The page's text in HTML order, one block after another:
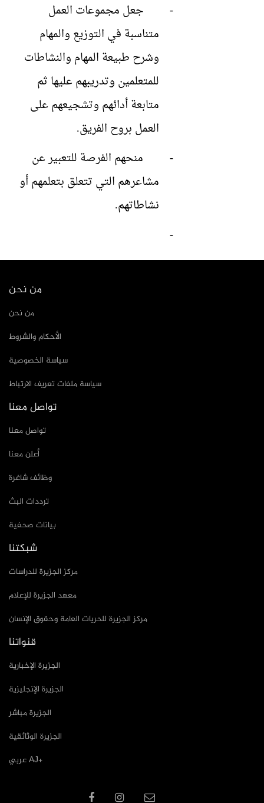
-
جعل مجموعات العمل
متناسبة في التوزيع والمهام
وشرح طبيعة المهام والنشاطات
للمتعلمين وتدريبهم عليها ثم
متابعة أدائهم وتشجيعهم على
العمل بروح الفريق.
-
منحهم الفرصة للتعبير عن
مشاعرهم التي تتعلق بتعلمهم أو
نشاطاتهم.
-
من نحن
من نحن
الأحكام والشروط
سياسة الخصوصية
سياسة ملفات تعريف الارتباط
تواصل معنا
تواصل معنا
أعلن معنا
وظائف شاغرة
ترددات البث
بيانات صحفية
شبكتنا
مركز الجزيرة للدراسات
معهد الجزيرة للإعلام
مركز الجزيرة للحريات العامة وحقوق الإنسان
قنواتنا
الجزيرة الإخبارية
الجزيرة الإنجليزية
الجزيرة مباشر
الجزيرة الوثائقية
عربي AJ+